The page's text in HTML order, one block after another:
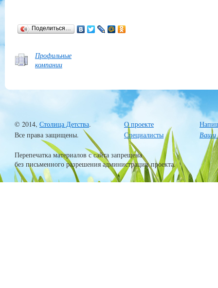
Поделиться…
Профильные
компании
© 2014, Столица Детства.
Все права защищены.
О проекте
Специалисты
Ваши
Перепечатка материалов с сайта запрещена
без письменного разрешения администрации проекта.